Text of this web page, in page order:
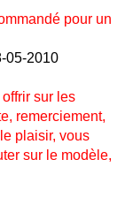
pour un
sur les
remerciement,
plaisir, vous
sur le modèle,